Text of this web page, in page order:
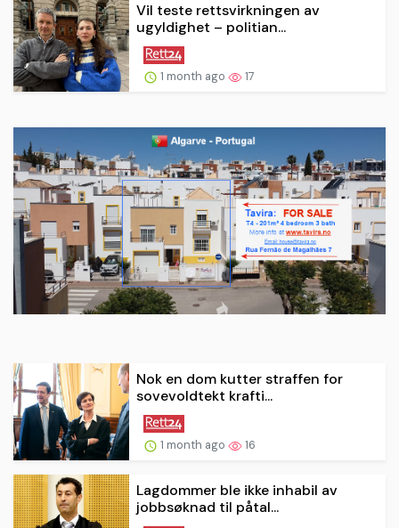
Vil teste rettsvirkningen av
ugyldighet – politian...
1 month ago 17
Nok en dom kutter straffen for
sovevoldtekt krafti...
1 month ago 16
Lagdommer ble ikke inhabil av
jobbsøknad til påtal...